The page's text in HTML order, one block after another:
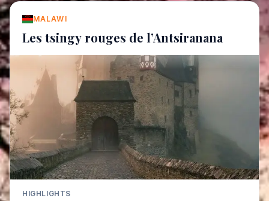
MALAWI
Les tsingy rouges de l’Antsiranana
HIGHLIGHTS